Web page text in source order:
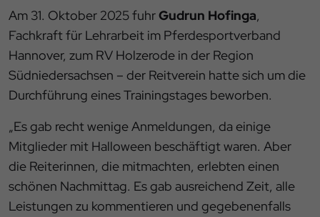
Am 31. Oktober 2025 fuhrGudrun Hofinga,
Fachkraft für Lehrarbeit im Pferdesportverband
Hannover, zum RV Holzerode in der Region
Südniedersachsen – der Reitverein hatte sich um die
Durchführung eines Trainingstages beworben.
„Es gab recht wenige Anmeldungen, da einige
Mitglieder mit Halloween beschäftigt waren. Aber
die Reiterinnen, die mitmachten, erlebten einen
schönen Nachmittag. Es gab ausreichend Zeit, alle
Leistungen zu kommentieren und gegebenenfalls